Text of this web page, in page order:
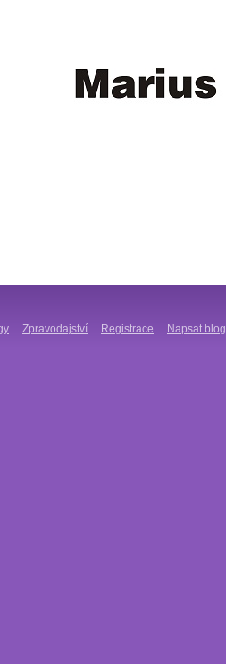
Zpravodajství Registrace Napsat blog